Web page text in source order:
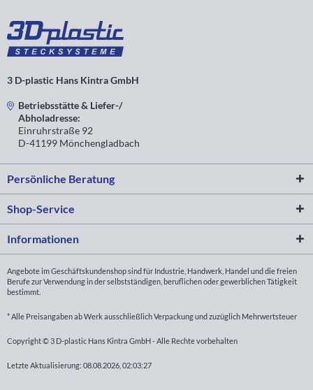
3 D-plastic Hans Kintra GmbH
Betriebsstätte & Liefer-/
Abholadresse:
Einruhrstraße 92
D-41199 Mönchengladbach
Persönliche Beratung
Shop-Service
Informationen
Angebote im Geschäftskundenshop sind für Industrie, Handwerk, Handel und die freien
Berufe zur Verwendung in der selbstständigen, beruflichen oder gewerblichen Tätigkeit
bestimmt.
* Alle Preisangaben ab Werk ausschließlich Verpackung und zuzüglich Mehrwertsteuer
Copyright © 3 D-plastic Hans Kintra GmbH - Alle Rechte vorbehalten
Letzte Aktualisierung: 08.08.2026, 02:03:27